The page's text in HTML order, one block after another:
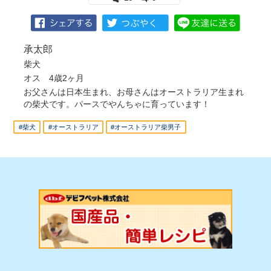
承太郎
柴犬
オス 4歳2ヶ月
お父さんは日本生まれ、お母さんはオーストラリア生まれ
の柴犬です。パースでやんちゃに育っています！
#柴犬 #オーストラリア #オーストラリア柴男子